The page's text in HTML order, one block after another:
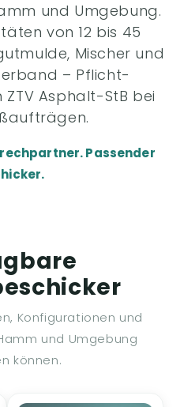
und Umgebung.
von 12 bis 45
Mischer und
– Pflicht-
Asphalt-StB bei
Passender
Konfigurationen und
und Umgebung
können.